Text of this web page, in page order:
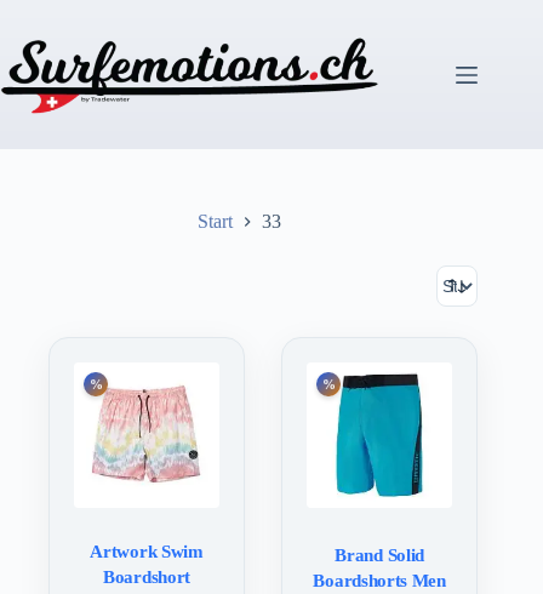
springen
Start 33
Artwork Swim
Boardshort
Brand Solid
Boardshorts Men